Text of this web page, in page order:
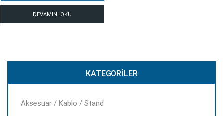
DEVAMINI OKU
KATEGORILER
Aksesuar / Kablo / Stand